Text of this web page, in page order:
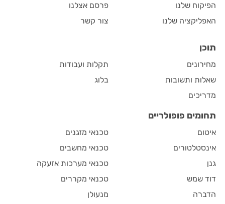
הפיקוח שלנו
האפליקציה שלנו
פרסם אצלנו
צור קשר
תוכן
מחירונים
שאלות ותשובות
מדריכים
תקלות ועבודות
בלוג
תחומים פופולריים
איטום
אינסטלטורים
גנן
דוד שמש
הדברה
טכנאי מזגנים
טכנאי מחשבים
טכנאי מערכות אזעקה
טכנאי מקררים
מנעולן